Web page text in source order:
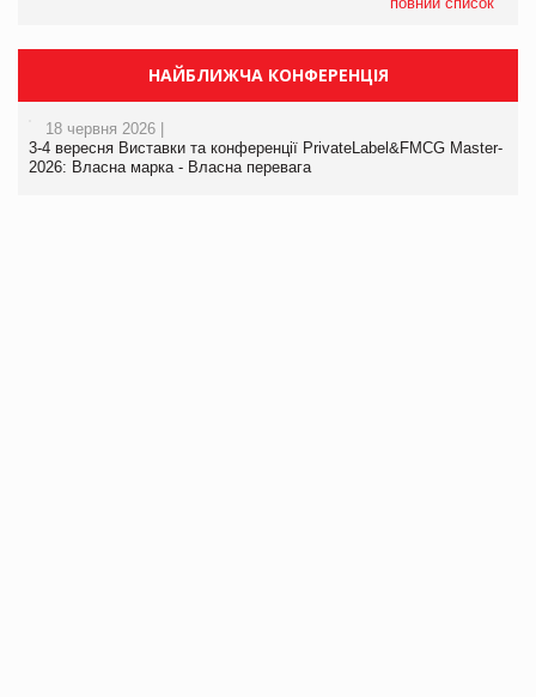
НАЙБЛИЖЧА КОНФЕРЕНЦІЯ
18 червня 2026 |
3-4 вересня Виставки та конференції PrivateLabel&FMCG Master-
2026: Власна марка - Власна перевага